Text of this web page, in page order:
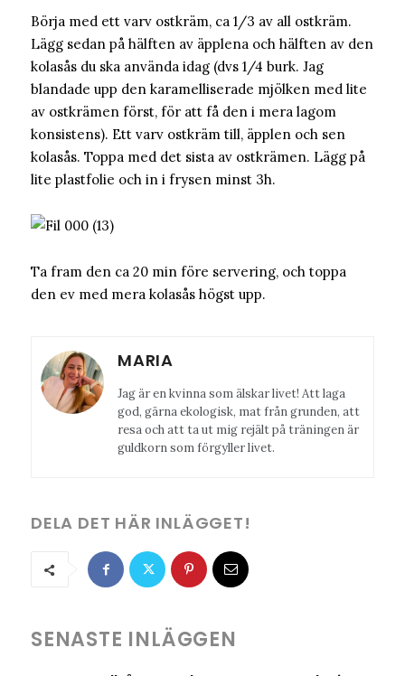
Börja med ett varv ostkräm, ca 1/3 av all ostkräm.
Lägg sedan på hälften av äpplena och hälften av den
kolasås du ska använda idag (dvs 1/4 burk. Jag
blandade upp den karamelliserade mjölken med lite
av ostkrämen först, för att få den i mera lagom
konsistens). Ett varv ostkräm till, äpplen och sen
kolasås. Toppa med det sista av ostkrämen. Lägg på
lite plastfolie och in i frysen minst 3h.
Ta fram den ca 20 min före servering, och toppa
den ev med mera kolasås högst upp.
MARIA
Jag är en kvinna som älskar livet! Att laga
god, gärna ekologisk, mat från grunden, att
resa och att ta ut mig rejält på träningen är
guldkorn som förgyller livet.
DELA DET HÄR INLÄGGET!
SENASTE INLÄGGEN